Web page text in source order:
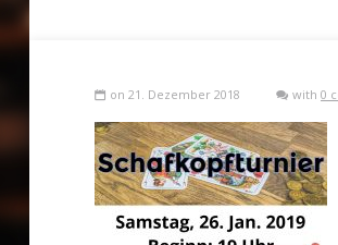
on 21. Dezember 2018 with 0